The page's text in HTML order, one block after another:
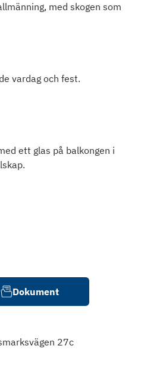
med skogen som
vardag och fest.
ett glas på balkongen i
Dokument
27c